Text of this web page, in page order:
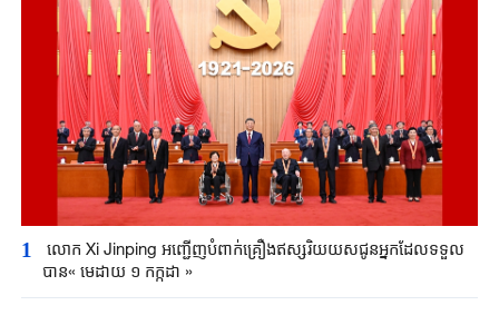
1
លោក Xi Jinping អញ្ជើញបំពាក់គ្រឿងឥស្សរិយយសជូន​អ្នកដែលទទួល
បាន« មេដាយ ១ កក្កដា »